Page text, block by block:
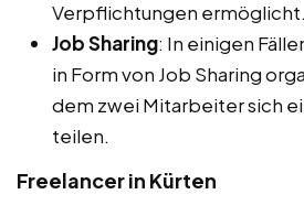
Verpflichtungen ermöglicht.
Job Sharing: In einigen
in Form von Job Sharing
dem zwei Mitarbeiter sich
teilen.
Freelancer in Kürten